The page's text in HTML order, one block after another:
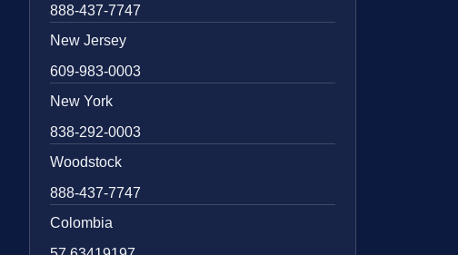
888-437-7747
New Jersey
609-983-0003
New York
838-292-0003
Woodstock
888-437-7747
Colombia